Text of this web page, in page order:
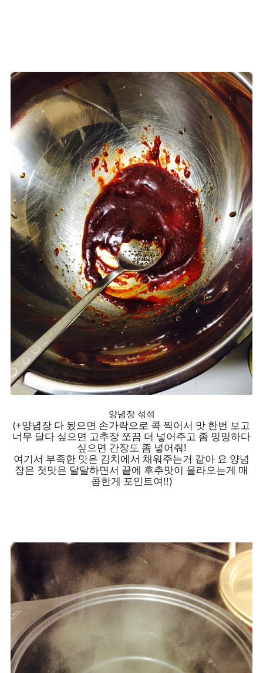
양념장 섞섞
(+양념장 다 됬으면 손가락으로 콕 찍어서 맛 한번 보고
너무 달다 싶으면 고추장 쪼끔 더 넣어주고 좀 밍밍하다
싶으면 간장도 좀 넣어줘!
여기서 부족한 맛은 김치에서 채워주는거 같아 요 양념
장은 첫맛은 달달하면서 끝에 후추맛이 올라오는게 매
콤한게 포인트여!!)